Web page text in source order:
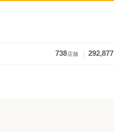
738店舗 292,877